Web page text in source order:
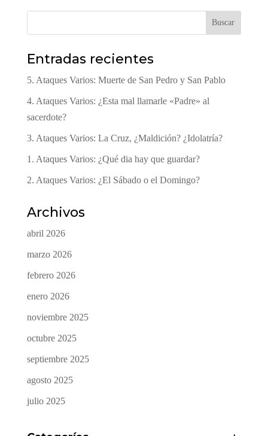
Buscar
Entradas recientes
5. Ataques Varios: Muerte de San Pedro y San Pablo
4. Ataques Varios: ¿Esta mal llamarle «Padre» al
sacerdote?
3. Ataques Varios: La Cruz, ¿Maldición? ¿Idolatría?
1. Ataques Varios: ¿Qué dia hay que guardar?
2. Ataques Varios: ¿El Sábado o el Domingo?
Archivos
abril 2026
marzo 2026
febrero 2026
enero 2026
noviembre 2025
octubre 2025
septiembre 2025
agosto 2025
julio 2025